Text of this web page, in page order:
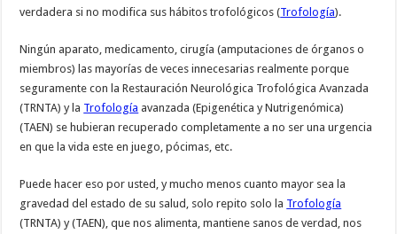
verdadera si no modifica sus hábitos trofológicos (Trofología).
Ningún aparato, medicamento, cirugía (amputaciones de órganos o
miembros) las mayorías de veces innecesarias realmente porque
seguramente con la Restauración Neurológica Trofológica Avanzada
(TRNTA) y la Trofología avanzada (Epigenética y Nutrigenómica)
(TAEN) se hubieran recuperado completamente a no ser una urgencia
en que la vida este en juego, pócimas, etc.
Puede hacer eso por usted, y mucho menos cuanto mayor sea la
gravedad del estado de su salud, solo repito solo la Trofología
(TRNTA) y (TAEN), que nos alimenta, mantiene sanos de verdad, nos